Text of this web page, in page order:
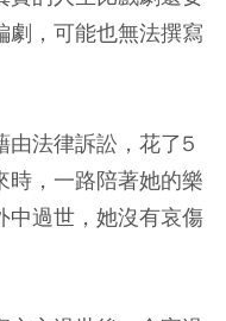
劇，可能也無法撰寫
由法律訴訟，花了5
時，一路陪著她的樂
中過世，她沒有哀傷